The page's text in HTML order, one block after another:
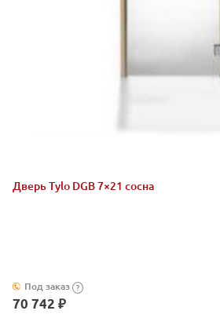
Дверь Tylo DGB 7×21 сосна
Под заказ ?
70 742 ₽